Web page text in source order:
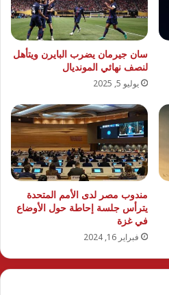
سان جيرمان يضرب البايرن ويتأهل
لنصف نهائي المونديال
يوليو 5, 2025
مندوب مصر لدى الأمم المتحدة
يترأس جلسة إحاطة حول الأوضاع
في غزة
فبراير 16, 2024